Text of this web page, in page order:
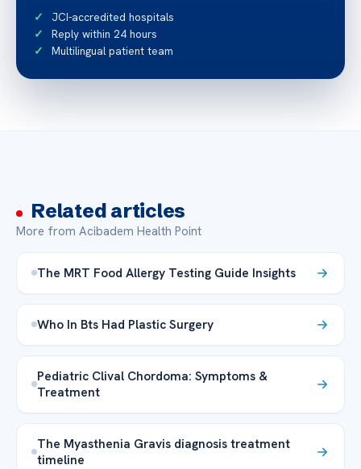
JCI-accredited hospitals
Reply within 24 hours
Multilingual patient team
Related articles
More from Acibadem Health Point
The MRT Food Allergy Testing Guide Insights
Who In Bts Had Plastic Surgery
Pediatric Clival Chordoma: Symptoms &
Treatment
The Myasthenia Gravis diagnosis treatment
timeline